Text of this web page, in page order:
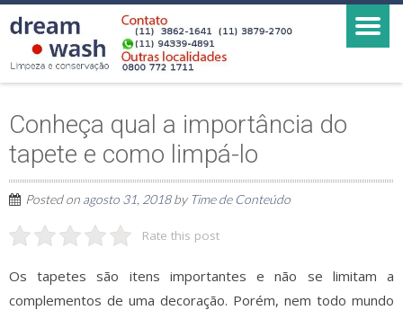
Conheça qual a importância do
tapete e como limpá-lo
Posted on agosto 31, 2018by Time de Conteúdo
Rate this post
Os tapetes são itens importantes e não se limitam a
complementos de uma decoração. Porém, nem todo mundo